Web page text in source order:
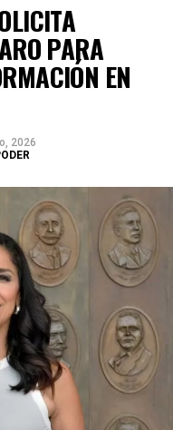
Gino Segura centró
a
la sustentabilidad
enfatizó que la
comunitaria
político en la
abre una etapa
PARA
EN
2026